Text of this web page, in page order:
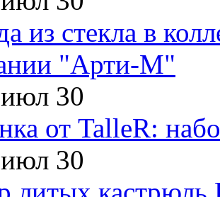
из стекла в
"Арти-М"
30
от TalleR:
30